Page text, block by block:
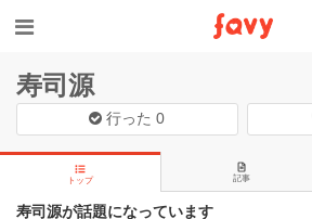
寿司源
行った0
トップ 記事
寿司源が話題になっています